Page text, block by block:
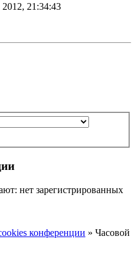
2012, 21:34:43
нет зарегистрированных
конференции » Часовой